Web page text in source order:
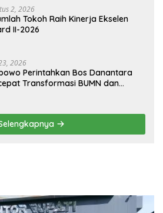
2, 2026
Tokoh Raih Kinerja Ekselen
II-2026
2026
Perintahkan Bos Danantara
Transformasi BUMN dan